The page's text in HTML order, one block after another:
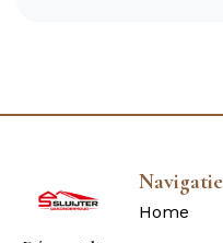
Navigatie
Home